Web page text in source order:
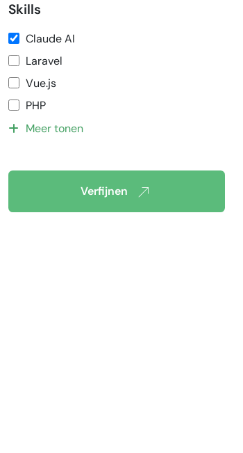
Skills
Claude AI
Laravel
Vue.js
PHP
Meer tonen
Verfijnen